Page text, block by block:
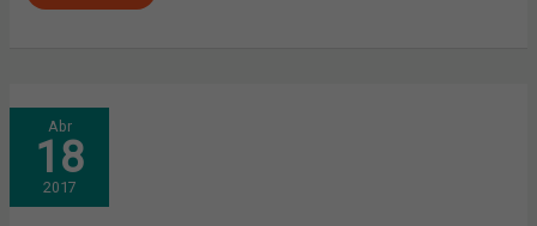
Abr
18
2017
INTERACCIONES
EN
LA
MEDICACIÓN:
¿QUÉ
SON
Y